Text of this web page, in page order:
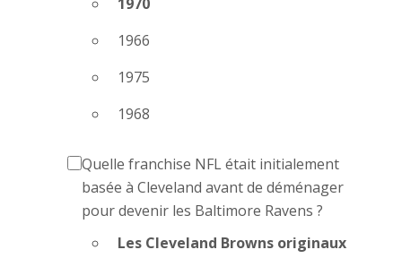
1966
1975
1968
Quelle franchise NFL était initialement
basée à Cleveland avant de déménager
pour devenir les Baltimore Ravens ?
Les Cleveland Browns originaux